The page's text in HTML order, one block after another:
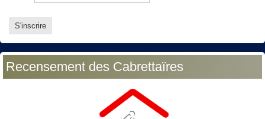
Recensement des Cabrettaïres